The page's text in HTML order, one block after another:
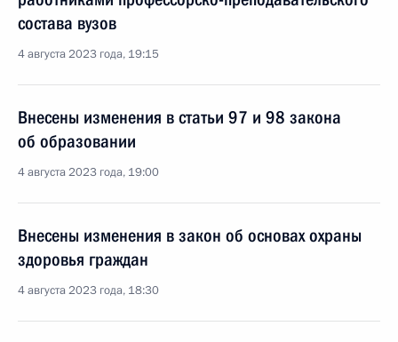
состава вузов
4 августа 2023 года, 19:15
Внесены изменения в статьи 97 и 98 закона
об образовании
4 августа 2023 года, 19:00
Внесены изменения в закон об основах охраны
здоровья граждан
4 августа 2023 года, 18:30